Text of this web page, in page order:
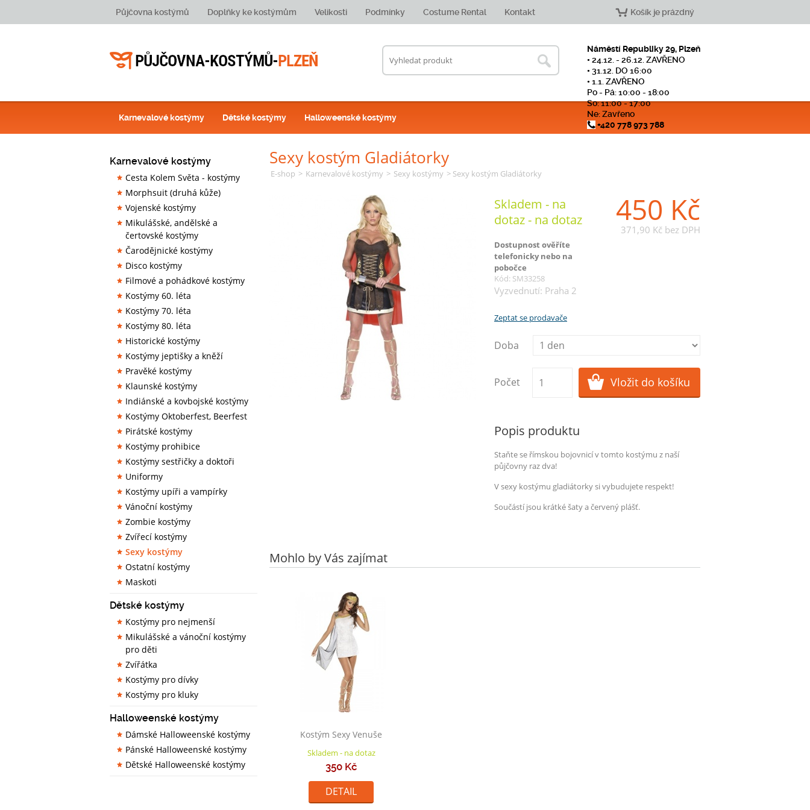
Půjčovna kostýmů Doplňky ke kostýmům Velikosti Podmínky Costume Rental Kontakt Košík je prázdný
Náměstí Republiky 29, Plzeň
• 24.12. - 26.12. ZAVŘENO
• 31.12. DO 16:00
• 1.1. ZAVŘENO
Po - Pá: 10:00 - 18:00
So: 11:00 - 17:00
Ne: Zavřeno
+420 778 973 788
Karnevalové kostýmy Dětské kostýmy Halloweenské kostýmy
Karnevalové kostýmy
Cesta Kolem Světa - kostýmy
Morphsuit (druhá kůže)
Vojenské kostýmy
Mikulášské, andělské a
čertovské kostýmy
Čarodějnické kostýmy
Disco kostýmy
Filmové a pohádkové kostýmy
Kostýmy 60. léta
Kostýmy 70. léta
Kostýmy 80. léta
Historické kostýmy
Kostýmy jeptišky a kněží
Pravěké kostýmy
Klaunské kostýmy
Indiánské a kovbojské kostýmy
Kostýmy Oktoberfest, Beerfest
Pirátské kostýmy
Kostýmy prohibice
Kostýmy sestřičky a doktoři
Uniformy
Kostýmy upíři a vampírky
Vánoční kostýmy
Zombie kostýmy
Zvířecí kostýmy
Sexy kostýmy
Ostatní kostýmy
Maskoti
Dětské kostýmy
Kostýmy pro nejmenší
Mikulášské a vánoční kostýmy
pro děti
Zvířátka
Kostýmy pro dívky
Kostýmy pro kluky
Halloweenské kostýmy
Dámské Halloweenské kostýmy
Pánské Halloweenské kostýmy
Dětské Halloweenské kostýmy
Sexy kostým Gladiátorky
E-shop > Karnevalové kostýmy > Sexy kostýmy > Sexy kostým Gladiátorky
450 Kč
371,90 Kč bez DPH
Skladem - na
dotaz - na dotaz
Dostupnost ověříte
telefonicky nebo na
pobočce
Kód: SM33258
Vyzvednutí: Praha 2
Zeptat se prodavače
Doba
Počet
Popis produktu
Staňte se římskou bojovnicí v tomto kostýmu z naší
půjčovny raz dva!
V sexy kostýmu gladiátorky si vybudujete respekt!
Součástí jsou krátké šaty a červený plášť.
Mohlo by Vás zajímat
Kostým Sexy Venuše
Skladem - na dotaz
350 Kč
DETAIL